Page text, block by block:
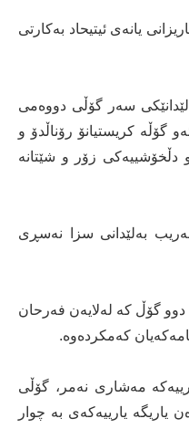
یاریزانی یانەی ئیتیحاد بەکارتی
بەلێدانێکی سەر گۆڵی دووەمی
گۆڵە کریستیانۆ رۆناڵدۆ و
دڵخۆشییەکی زۆر و شێتانە
غەریب بەلێدانی سزا نەسڕی
دوو گۆڵ کە لەلایەن فەرحان
کەمکردەوە.
مەشاری نەمر، گۆڵی
یاریگە یارییەکەی بە چوار